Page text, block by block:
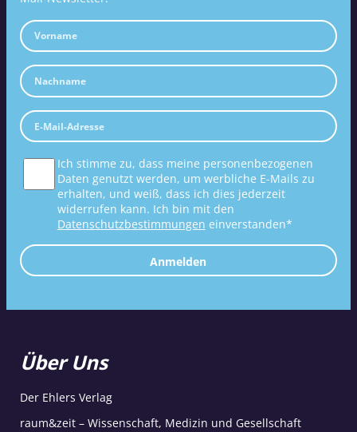
Ich stimme zu, dass meine personenbezogenen
Daten genutzt werden, um werbliche E-Mails zu
erhalten, und weiß, dass ich dies jederzeit
widerrufen kann. Ich bin mit den
Datenschutzbestimmungen einverstanden*
Anmelden
Über Uns
Der Ehlers Verlag
raum&zeit – Wissenschaft, Medizin und Gesellschaft